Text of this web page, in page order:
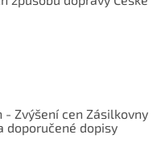
- Zvýšení cen Zásilkovny
doporučené dopisy